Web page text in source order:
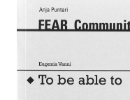
Zona #1
a cura di Simone Frangi